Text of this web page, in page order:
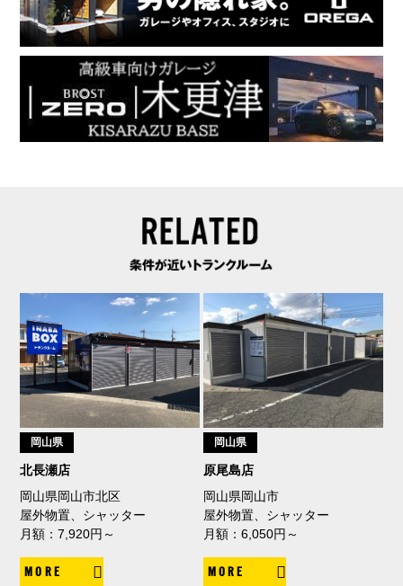
岡山県
北長瀬店
岡山県岡山市北区
屋外物置、シャッター
月額：7,920円～
MORE
岡山県
原尾島店
岡山県岡山市
屋外物置、シャッター
月額：6,050円～
MORE